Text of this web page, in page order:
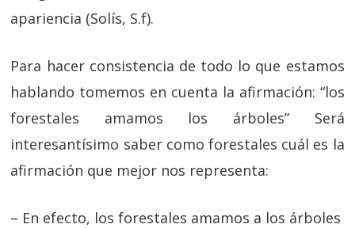
apariencia (Solís, S.f).
Para hacer consistencia de todo lo que estamos
hablando tomemos en cuenta la afirmación: “los
forestales amamos los árboles” Será
interesantísimo saber como forestales cuál es la
afirmación que mejor nos representa:
– En efecto, los forestales amamos a los árboles